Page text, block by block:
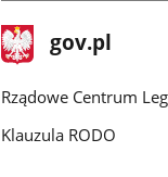
stopka
gov.pl Strona
gov.pl
Rządowe Centrum
Klauzula RODO